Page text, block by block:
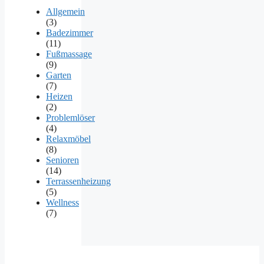
Allgemein
(3)
Badezimmer
(11)
Fußmassage
(9)
Garten
(7)
Heizen
(2)
Problemlöser
(4)
Relaxmöbel
(8)
Senioren
(14)
Terrassenheizung
(5)
Wellness
(7)